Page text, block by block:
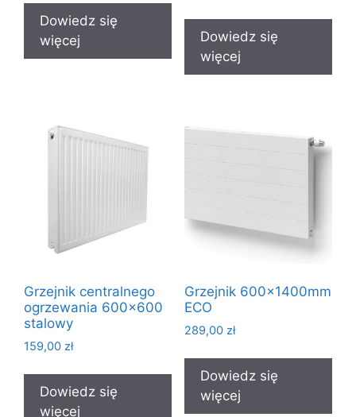
Dowiedz się
więcej
Dowiedz się
więcej
Grzejnik centralnego
ogrzewania 600×600
stalowy
159,00 zł
Dowiedz się
więcej
Grzejnik 600x1400mm
ECO
289,00 zł
Dowiedz się
więcej